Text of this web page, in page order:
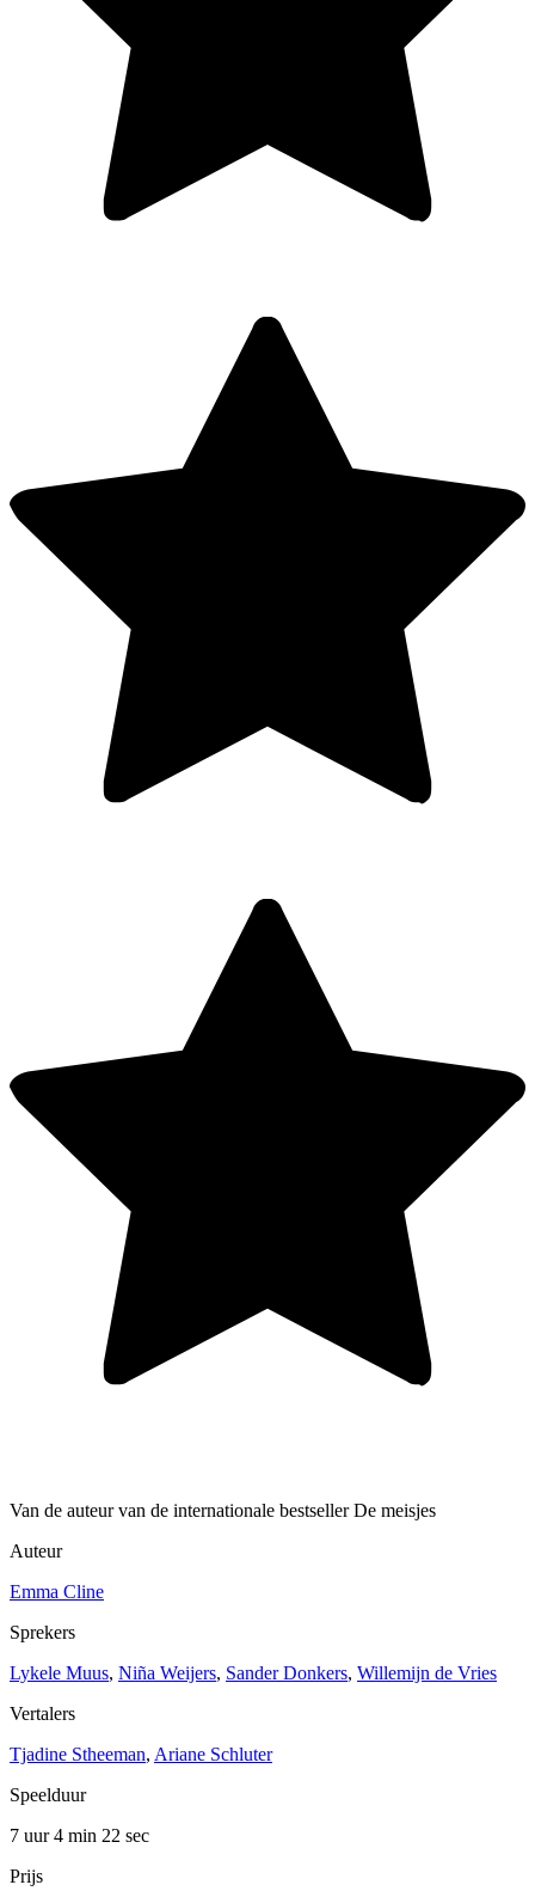
Van de auteur van de internationale bestseller De meisjes
Auteur
Emma Cline
Sprekers
Lykele Muus, Niña Weijers, Sander Donkers, Willemijn de Vries
Vertalers
Tjadine Stheeman, Ariane Schluter
Speelduur
7 uur 4 min 22 sec
Prijs